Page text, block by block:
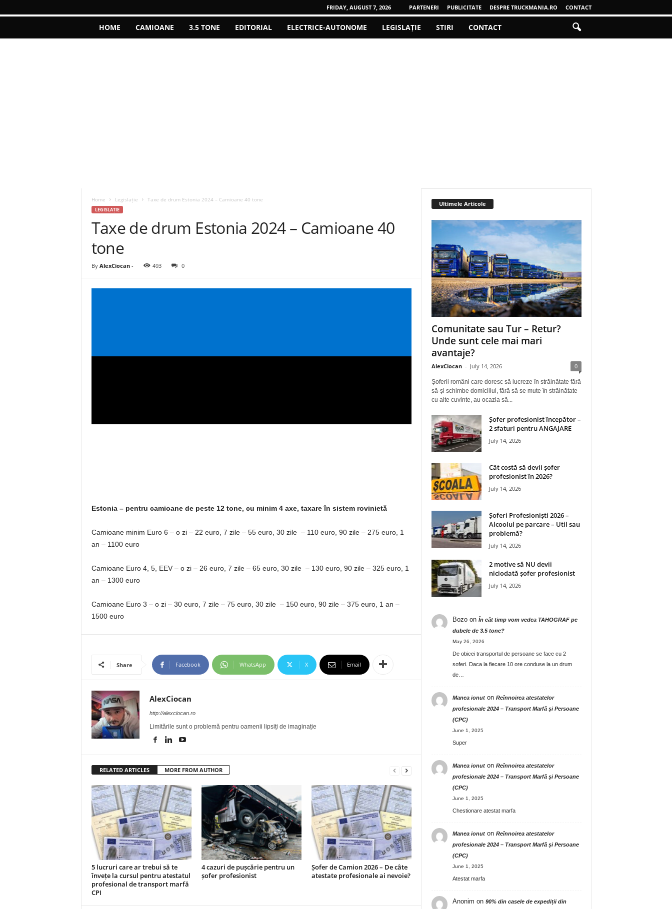
FRIDAY, AUGUST 7, 2026 PARTENERI PUBLICITATE DESPRE TRUCKMANIA.RO CONTACT
HOME CAMIOANE 3.5 TONE EDITORIAL ELECTRICE-AUTONOME LEGISLAȚIE STIRI CONTACT
Home Legislație Taxe de drum Estonia 2024 – Camioane 40 tone
LEGISLAȚIE
Taxe de drum Estonia 2024 – Camioane 40
tone
By AlexCiocan- 493 0
Estonia – pentru camioane de peste 12 tone, cu minim 4 axe, taxare în sistem rovinietă
Camioane minim Euro 6 – o zi – 22 euro, 7 zile – 55 euro, 30 zile – 110 euro, 90 zile – 275 euro, 1
an – 1100 euro
Camioane Euro 4, 5, EEV – o zi – 26 euro, 7 zile – 65 euro, 30 zile – 130 euro, 90 zile – 325 euro, 1
an – 1300 euro
Camioane Euro 3 – o zi – 30 euro, 7 zile – 75 euro, 30 zile – 150 euro, 90 zile – 375 euro, 1 an –
1500 euro
Share Facebook WhatsApp X Email
AlexCiocan
http://alexciocan.ro
Limitările sunt o problemă pentru oamenii lipsiți de imaginație
RELATED ARTICLES MORE FROM AUTHOR
5 lucruri care ar trebui să te
învețe la cursul pentru atestatul
profesional de transport marfă
CPI
4 cazuri de pușcărie pentru un
șofer profesionist
Șofer de Camion 2026 – De câte
atestate profesionale ai nevoie?
Ultimele Articole
Comunitate sau Tur – Retur?
Unde sunt cele mai mari
avantaje?
AlexCiocan - July 14, 2026 0
Șoferii români care doresc să lucreze în străinătate fără
să-și schimbe domiciliul, fără să se mute în străinătate
cu alte cuvinte, au ocazia să...
Șofer profesionist începător –
2 sfaturi pentru ANGAJARE
July 14, 2026
Cât costă să devii șofer
profesionist în 2026?
July 14, 2026
Șoferi Profesioniști 2026 –
Alcoolul pe parcare – Util sau
problemă?
July 14, 2026
2 motive să NU devii
niciodată șofer profesionist
July 14, 2026
Bozoon În cât timp vom vedea TAHOGRAF pe
dubele de 3.5 tone?
May 26, 2026
De obicei transportul de persoane se face cu 2
soferi. Daca la fiecare 10 ore conduse la un drum
de…
Manea ionuton Reînnoirea atestatelor
profesionale 2024 – Transport Marfă și Persoane
(CPC)
June 1, 2025
Super
Manea ionuton Reînnoirea atestatelor
profesionale 2024 – Transport Marfă și Persoane
(CPC)
June 1, 2025
Chestionare atestat marfa
Manea ionuton Reînnoirea atestatelor
profesionale 2024 – Transport Marfă și Persoane
(CPC)
June 1, 2025
Atestat marfa
Anonim on 90% din casele de expediții din